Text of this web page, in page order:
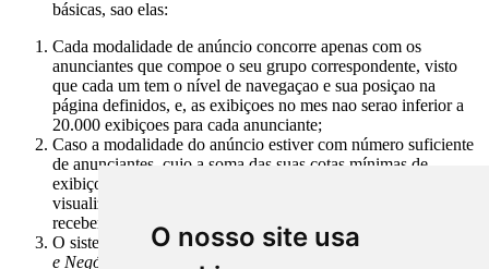
O nosso site usa
básicas, sao elas:
Cada modalidade de anúncio concorre apenas com os
anunciantes que compoe o seu grupo correspondente, visto
que cada um tem o nível de navegaçao e sua posiçao na
página definidos, e, as exibiçoes no mes nao serao inferior a
20.000 exibiçoes para cada anunciante;
Caso a modalidade do anúncio estiver com número suficiente
de anunciantes, cujo a soma das suas cotas mínimas de
exibiçoes alcancem o número total da demanda de
visualizaçao de páginas do portal, estará o grupo fechado para
receber novas concorrencias naquela modalidade;
O sistema "
Google Adversitings" e a "Vitrine de Anunciantes
e Negócios
" nao concorrem com os demais anúncios no